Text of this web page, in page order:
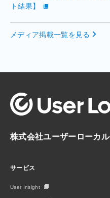
ト結果】
メディア掲載一覧を見る
株式会社ユーザーローカル
サービス
User Insight